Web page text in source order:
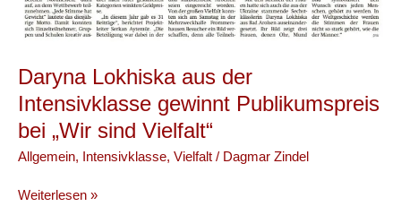
Daryna Lokhiska aus der
Intensivklasse gewinnt Publikumspreis
bei „Wir sind Vielfalt“
Allgemein, Intensivklasse, Vielfalt / Dagmar Zindel
Daryna
Weiterlesen »